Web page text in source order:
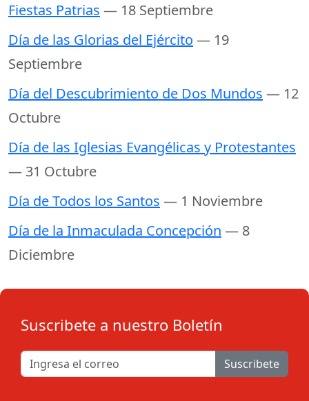
Fiestas Patrias — 18 Septiembre
Día de las Glorias del Ejército — 19
Septiembre
Día del Descubrimiento de Dos Mundos — 12
Octubre
Día de las Iglesias Evangélicas y Protestantes
— 31 Octubre
Día de Todos los Santos — 1 Noviembre
Día de la Inmaculada Concepción — 8
Diciembre
Suscribete a nuestro Boletín
Suscribete